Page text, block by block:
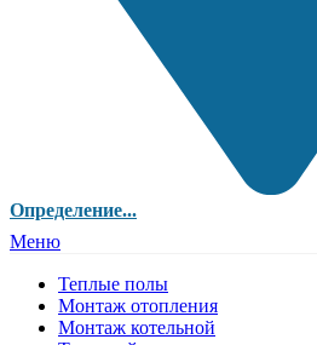
Определение...
Меню
Теплые полы
Монтаж отопления
Монтаж котельной